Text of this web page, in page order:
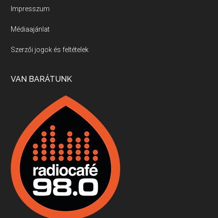
Villány, kékfrankos, Jackfall
Apr 17, 2026 • 00:35:38
Boston, teadélután, bab és homár
Apr 9, 2026 • 00:37:17
Fermentáljunk, a testünk meghálálja!
Apr 3, 2026 • 00:36:07
Impresszum
Médiaajánlat
Szerzői jogok és feltételek
VAN BARÁTUNK